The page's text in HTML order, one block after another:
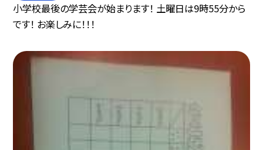
小学校最後の学芸会が始まります！ 土曜日は9時55分から
です！ お楽しみに！！！